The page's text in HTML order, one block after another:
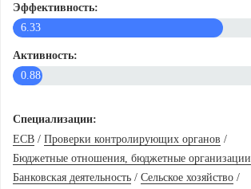
Эффективность:
6.33
Активность:
0.88
Специализации:
ЕСВ / Проверки контролирующих органов /
Бюджетные отношения, бюджетные организации
Банковская деятельность / Сельское хозяйство /